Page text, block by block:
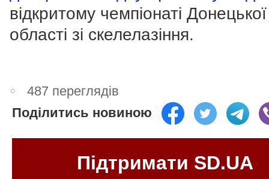
відкритому чемпіонаті Донецької
області зі скелелазіння.
487 переглядів
Поділитись новиною
Підтримати SD.UA